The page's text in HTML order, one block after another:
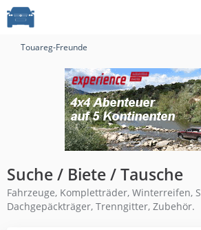
Touareg-Freunde
Suche / Biete / Tausche
Fahrzeuge, Kompletträder, Winterreifen,
Dachgepäckträger, Trenngitter, Zubehör.